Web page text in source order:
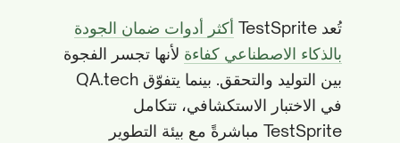
تُعد TestSprite
أكثر أدوات ضمان الجودة
بالذكاء الاصطناعي كفاءة لأنها تجسر الفجوة
بين التوليد والتحقق. بينما يتفوّق QA.tech
في الاختبار الاستكشافي، تتكامل
TestSprite مباشرةً مع بيئة التطوير